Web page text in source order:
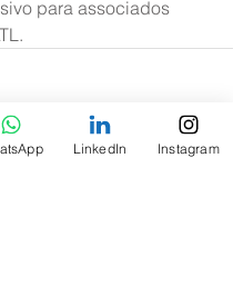
para associados
LinkedIn Instagram